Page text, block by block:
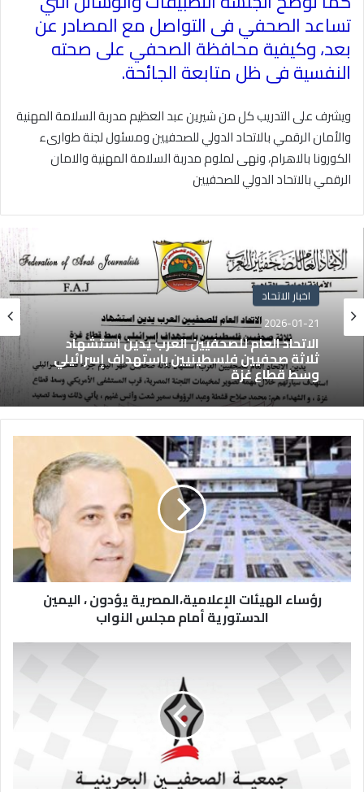
تساعد الصحفي فى التواصل مع المصادر عن
بعد، وكيفية محافظة الصحفي على صحته
النفسية فى ظل متابعة الجائحة.
ويشرف على التدريب كل من شيرين عبد العظيم مدربة السلامة المهنية
والأمان الرقمي بالاتحاد الدولي للصحفيين ومسئول لجنة طوارىء
الكورونا بالاهرام، ونهى لملوم مدربة السلامة المهنية والامان
الرقمي بالاتحاد الدولي للصحفيين
اخبار الاتحاد
2026-01-21
الاتحاد العام للصحفيين العرب يدين استشهاد
ثلاثة صحفيين فلسطينيين باستهداف إسرائيلي
وسط قطاع غزة
رؤساء الهيئات الإعلامية،المصرية يؤدون ، اليمين
الدستورية أمام مجلس النواب